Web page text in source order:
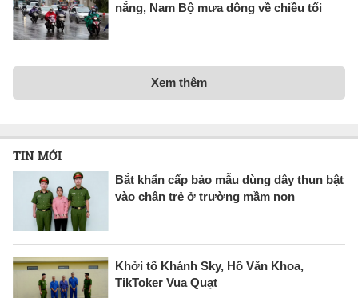
nắng, Nam Bộ mưa dông về chiều tối
Xem thêm
TIN MỚI
Bắt khẩn cấp bảo mẫu dùng dây thun bật
vào chân trẻ ở trường mầm non
Khởi tố Khánh Sky, Hồ Văn Khoa,
TikToker Vua Quạt